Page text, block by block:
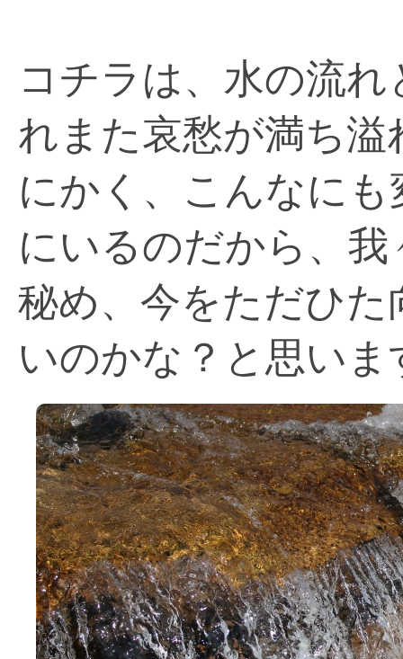
コチラは、水の流
れまた哀愁が満ち
にかく、こんなに
にいるのだから、
秘め、今をただひ
いのかな？と思いま